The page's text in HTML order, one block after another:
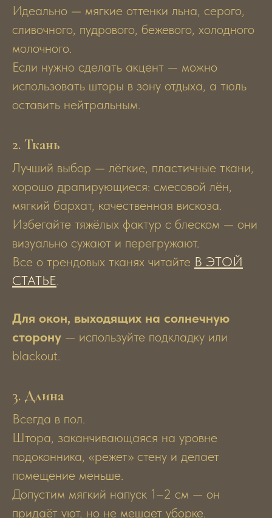
Идеально — мягкие оттенки льна, серого,
сливочного, пудрового, бежевого, холодного
молочного.
Если нужно сделать акцент — можно
использовать шторы в зону отдыха, а тюль
оставить нейтральным.
2. Ткань
Лучший выбор — лёгкие, пластичные ткани,
хорошо драпирующиеся: смесовой лён,
мягкий бархат, качественная вискоза.
Избегайте тяжёлых фактур с блеском — они
визуально сужают и перегружают.
Все о трендовых тканях читайте В ЭТОЙ
СТАТЬЕ.
Для окон, выходящих на солнечную
сторону — используйте подкладку или
blackout.
3. Длина
Всегда в пол.
Штора, заканчивающаяся на уровне
подоконника, «режет» стену и делает
помещение меньше.
Допустим мягкий напуск 1–2 см — он
придаёт уют, но не мешает уборке.